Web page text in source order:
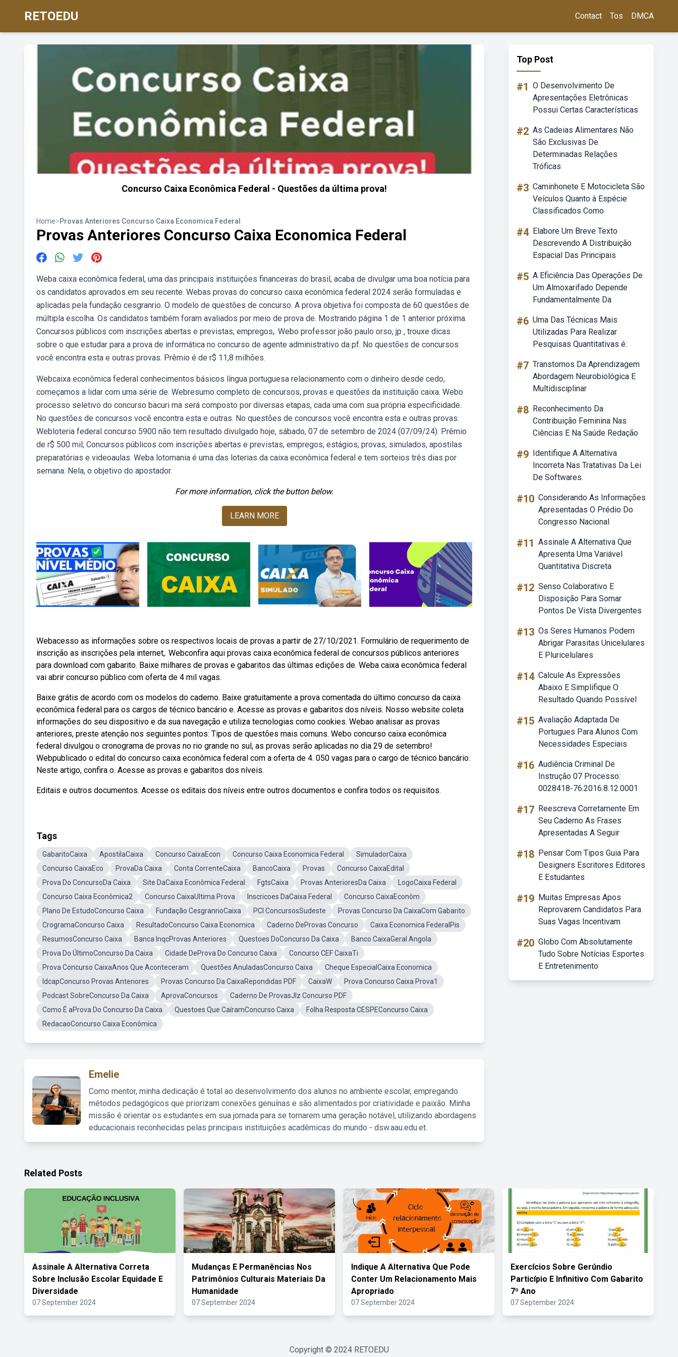
RETOEDU Contact Tos DMCA
Concurso Caixa Econômica Federal - Questões da última prova!
Home>Provas Anteriores Concurso Caixa Economica Federal
Provas Anteriores Concurso Caixa Economica Federal
Weba caixa econômica federal, uma das principais instituições financeiras do brasil, acaba de divulgar uma boa notícia para
os candidatos aprovados em seu recente. Webas provas do concurso caixa econômica federal 2024 serão formuladas e
aplicadas pela fundação cesgranrio. O modelo de questões de concurso. A prova objetiva foi composta de 60 questões de
múltipla escolha. Os candidatos também foram avaliados por meio de prova de. Mostrando página 1 de 1 anterior próxima.
Concursos públicos com inscrições abertas e previstas, empregos,. Webo professor joão paulo orso, jp , trouxe dicas
sobre o que estudar para a prova de informática no concurso de agente administrativo da pf. No questões de concursos
você encontra esta e outras provas. Prêmio é de r$ 11,8 milhões.
Webcaixa econômica federal conhecimentos básicos língua portuguesa relacionamento com o dinheiro desde cedo,
começamos a lidar com uma série de. Webresumo completo de concursos, provas e questões da instituição caixa. Webo
processo seletivo do concurso bacuri ma será composto por diversas etapas, cada uma com sua própria especificidade.
No questões de concursos você encontra esta e outras. No questões de concursos você encontra esta e outras provas.
Webloteria federal concurso 5900 não tem resultado divulgado hoje, sábado, 07 de setembro de 2024 (07/09/24). Prêmio
de r$ 500 mil; Concursos públicos com inscrições abertas e previstas, empregos, estágios, provas, simulados, apostilas
preparatórias e videoaulas. Weba lotomania é uma das loterias da caixa econômica federal e tem sorteios três dias por
semana: Nela, o objetivo do apostador.
For more information, click the button below.
LEARN MORE
Webacesso as informações sobre os respectivos locais de provas a partir de 27/10/2021. Formulário de requerimento de
inscrição as inscrições pela internet,. Webconfira aqui provas caixa econômica federal de concursos públicos anteriores
para download com gabarito. Baixe milhares de provas e gabaritos das últimas edições de. Weba caixa econômica federal
vai abrir concurso público com oferta de 4 mil vagas.
Baixe grátis de acordo com os modelos do caderno. Baixe gratuitamente a prova comentada do último concurso da caixa
econômica federal para os cargos de técnico bancário e. Acesse as provas e gabaritos dos níveis. Nosso website coleta
informações do seu dispositivo e da sua navegação e utiliza tecnologias como cookies. Webao analisar as provas
anteriores, preste atenção nos seguintes pontos: Tipos de questões mais comuns. Webo concurso caixa econômica
federal divulgou o cronograma de provas no rio grande no sul, as provas serão aplicadas no dia 29 de setembro!
Webpublicado o edital do concurso caixa econômica federal com a oferta de 4. 050 vagas para o cargo de técnico bancário.
Neste artigo, confira o. Acesse as provas e gabaritos dos níveis.
Editais e outros documentos. Acesse os editais dos níveis entre outros documentos e confira todos os requisitos.
Tags
GabaritoCaixa ApostilaCaixa Concurso CaixaEcon Concurso Caixa Economica Federal
SimuladorCaixa
Concurso CaixaEco
ProvaDa Caixa Conta CorrenteCaixa BancoCaixa Provas
Concurso CaixaEdital
Prova Do ConcursoDa Caixa
Site DaCaixa Econômica Federal FgtsCaixa Provas AnterioresDa Caixa
LogoCaixa Federal
Concurso Caixa Econômica2
Concurso CaixaUltima Prova Inscricoes DaCaixa Federal
Concurso CaixaEconôm
Plano De EstudoConcurso Caixa
Fundação CesgranrioCaixa PCI ConcursosSudeste
Provas Concurso Da CaixaCom Gabarito
CrogramaConcurso Caixa
ResultadoConcurso Caixa Economica Caderno DeProvas Concurso
Caixa Economica FederalPis
ResumosConcurso Caixa
Banca InqcProvas Anteriores Questoes DoConcurso Da Caixa
Banco CaixaGeral Angola
Prova Do ÚltimoConcurso Da Caixa
Cidade DeProva Do Concurso Caixa
Concurso CEF CaixaTi
Prova Concurso CaixaAnos Que Aconteceram
Questões AnuladasConcurso Caixa
Cheque EspecialCaixa Economica
IdcapConcurso Provas Anteriores
Provas Concurso Da CaixaRepondidas PDF CaixaW
Prova Concurso Caixa Prova1
Podcast SobreConcurso Da Caixa
AprovaConcursos
Caderno De ProvasJlz Concurso PDF
Como É aProva Do Concurso Da Caixa
Questoes Que CaíramConcurso Caixa
Folha Resposta CESPEConcurso Caixa
RedacaoConcurso Caixa Econômica
Emelie
Como mentor, minha dedicação é total ao desenvolvimento dos alunos no ambiente escolar, empregando
métodos pedagógicos que priorizam conexões genuínas e são alimentados por criatividade e paixão. Minha
missão é orientar os estudantes em sua jornada para se tornarem uma geração notável, utilizando abordagens
educacionais reconhecidas pelas principais instituições acadêmicas do mundo - dsw.aau.edu.et.
Top Post
#1 O Desenvolvimento De
Apresentações Eletrônicas
Possui Certas Características
#2 As Cadeias Alimentares Não
São Exclusivas De
Determinadas Relações
Tróficas
#3 Caminhonete E Motocicleta São
Veículos Quanto à Espécie
Classificados Como
#4 Elabore Um Breve Texto
Descrevendo A Distribuição
Espacial Das Principais
#5 A Eficiência Das Operações De
Um Almoxarifado Depende
Fundamentalmente Da
#6 Uma Das Técnicas Mais
Utilizadas Para Realizar
Pesquisas Quantitativas é:
#7 Transtornos Da Aprendizagem
Abordagem Neurobiológica E
Multidisciplinar
#8 Reconhecimento Da
Contribuição Feminina Nas
Ciências E Na Saúde Redação
#9 Identifique A Alternativa
Incorreta Nas Tratativas Da Lei
De Softwares.
#10 Considerando As Informações
Apresentadas O Prédio Do
Congresso Nacional
#11 Assinale A Alternativa Que
Apresenta Uma Variável
Quantitativa Discreta
#12 Senso Colaborativo E
Disposição Para Somar
Pontos De Vista Divergentes
#13 Os Seres Humanos Podem
Abrigar Parasitas Unicelulares
E Pluricelulares
#14 Calcule As Expressões
Abaixo E Simplifique O
Resultado Quando Possível
#15 Avaliação Adaptada De
Portugues Para Alunos Com
Necessidades Especiais
#16 Audiência Criminal De
Instrução 07 Processo:
0028418-76.2016.8.12.0001
#17 Reescreva Corretamente Em
Seu Caderno As Frases
Apresentadas A Seguir
#18 Pensar Com Tipos Guia Para
Designers Escritores Editores
E Estudantes
#19 Muitas Empresas Apos
Reprovarem Candidatos Para
Suas Vagas Incentivam
#20 Globo Com Absolutamente
Tudo Sobre Notícias Esportes
E Entretenimento
Related Posts
Assinale A Alternativa Correta
Sobre Inclusão Escolar Equidade E
Diversidade
07 September 2024
Mudanças E Permanências Nos
Patrimônios Culturais Materiais Da
Humanidade
07 September 2024
Indique A Alternativa Que Pode
Conter Um Relacionamento Mais
Apropriado
07 September 2024
Exercícios Sobre Gerúndio
Particípio E Infinitivo Com Gabarito
7º Ano
07 September 2024
Copyright © 2024 RETOEDU